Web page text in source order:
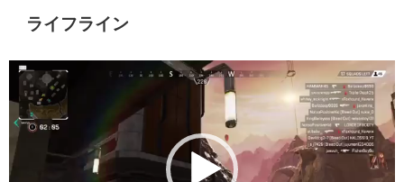
ライフライン
動
画
プ
ー